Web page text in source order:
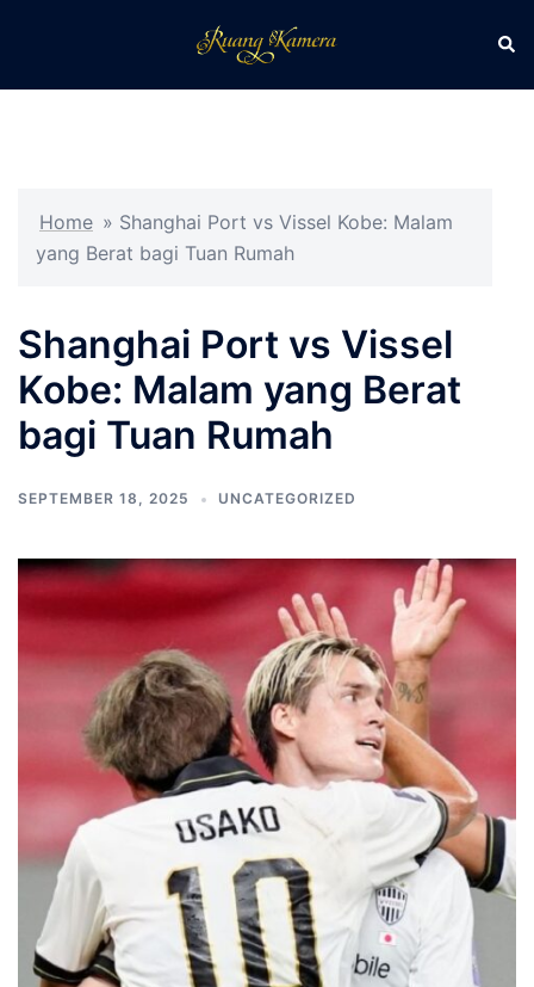
Home » Shanghai Port vs Vissel Kobe: Malam
yang Berat bagi Tuan Rumah
Shanghai Port vs Vissel
Kobe: Malam yang Berat
bagi Tuan Rumah
SEPTEMBER 18, 2025 UNCATEGORIZED